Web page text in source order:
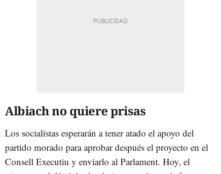
Albiach no quiere prisas
Los socialistas esperarán a tener atado el apoyo del
partido morado para aprobar después el proyecto en el
Consell Executiu y enviarlo al Parlament. Hoy, el